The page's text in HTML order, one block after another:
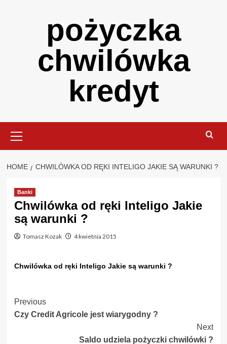
pożyczka
chwilówka
kredyt
Menu
HOME CHWILÓWKA OD RĘKI INTELIGO JAKIE SĄ WARUNKI ?
Banki
Chwilówka od ręki Inteligo Jakie
są warunki ?
Tomasz Kozak 4 kwietnia 2015
Chwilówka od ręki Inteligo Jakie są warunki ?
Post
Navigation
Previous
Czy Credit Agricole jest wiarygodny ?
Next
Saldo udziela pożyczki chwilówki ?